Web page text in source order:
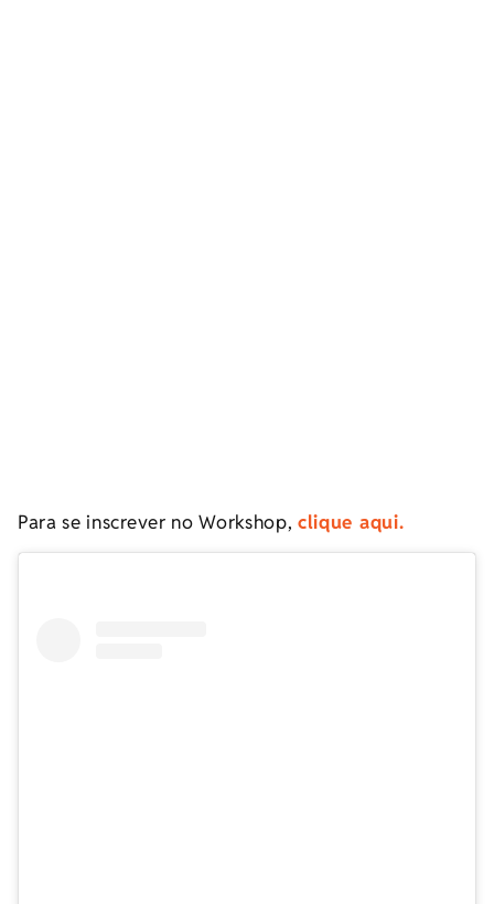
Para se inscrever no Workshop,clique aqui.